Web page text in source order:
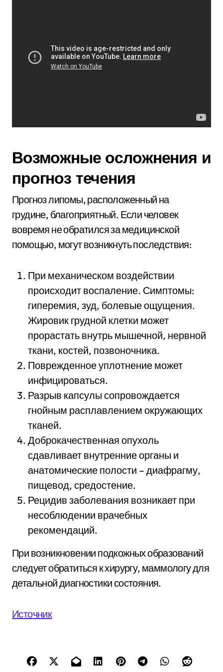
Возможные осложнения и
прогноз течения
Прогноз липомы, расположенный на
грудине, благоприятный. Если человек
вовремя не обратился за медицинской
помощью, могут возникнуть последствия:
При механическом воздействии
происходит воспаление. Симптомы:
гиперемия, зуд, болевые ощущения.
Жировик грудной клетки может
прорастать внутрь мышечной, нервной
ткани, костей, позвоночника.
Поврежденное уплотнение может
инфицироваться.
Разрыв капсулы сопровождается
гнойным расплавлением окружающих
тканей.
Доброкачественная опухоль
сдавливает внутренние органы и
анатомические полости – диафрагму,
пищевод, средостение.
Рецидив заболевания возникает при
несоблюдении врачебных
рекомендаций.
При возникновении подкожных образований
следует обратиться к хирургу, маммологу для
детальной диагностики состояния.
Источник